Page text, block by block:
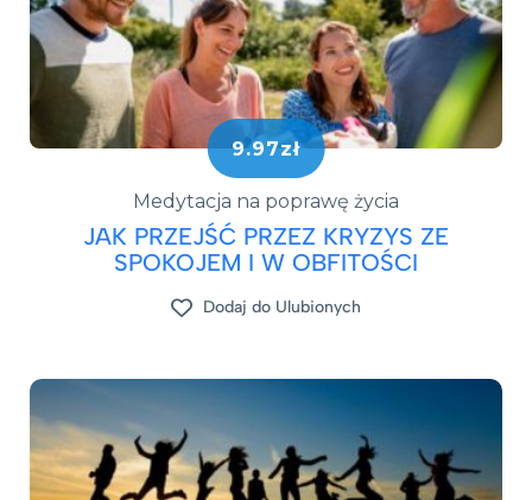
9.97zł
Medytacja na poprawę życia
JAK PRZEJŚĆ PRZEZ KRYZYS ZE
SPOKOJEM I W OBFITOŚCI
Dodaj do Ulubionych